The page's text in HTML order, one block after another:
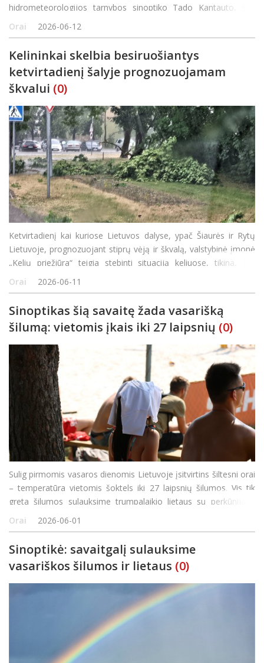
hidrometeorologijos tarnybos sinoptiko Tado Kantauto, šalį
pasieks vėsesnio oro masė ir žemo slėgio sritis, kuri taip pat
atneš trumpalaikius l
Orai 2026-06-12
Kelininkai skelbia besiruošiantys
ketvirtadienį šalyje prognozuojamam
škvalui (0)
Ketvirtadienį kai kuriose Lietuvos dalyse, ypač Šiaurės ir Rytų
Lietuvoje, prognozuojant stiprų vėją ir škvalą, valstybinė įmonė
„Kelių priežiūra“ teigia stebinti situaciją keliuose, tikina, jog
regionų padaliniai prireikus yra pasirengę šalinti kliūtis ir užtikrinti
Orai 2026-06-11
Sinoptikas šią savaitę žada vasarišką
šilumą: vietomis įkais iki 27 laipsnių (0)
Sulig pirmomis vasaros dienomis Lietuvoje įsitvirtins šiltesni orai
– temperatūra vietomis šoktels iki 27 laipsnių šilumos. Vis tik
greta šilumos sulauksime trumpalaikio lietaus su perkūnija ir
stipresnio vėjo gūsių, sako naujausia orų prognoze
besidalijantis Lietuv
Orai 2026-06-01
Sinoptikė: savaitgalį sulauksime
vasariškos šilumos ir lietaus (0)